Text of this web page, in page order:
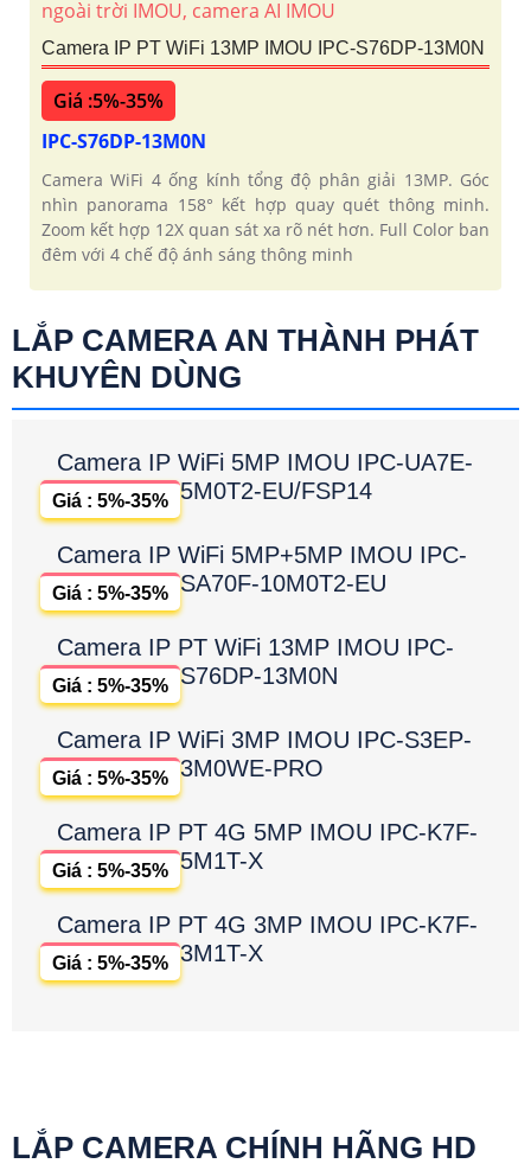
Camera IP PT WiFi 13MP IMOU IPC-S76DP-13M0N
Giá :5%-35%
IPC-S76DP-13M0N
Camera WiFi 4 ống kính tổng độ phân giải 13MP. Góc
nhìn panorama 158° kết hợp quay quét thông minh.
Zoom kết hợp 12X quan sát xa rõ nét hơn. Full Color ban
đêm với 4 chế độ ánh sáng thông minh
LẮP CAMERA AN THÀNH PHÁT
KHUYÊN DÙNG
Camera IP WiFi 5MP IMOU IPC-UA7E-
5M0T2-EU/FSP14
Giá : 5%-35%
Camera IP WiFi 5MP+5MP IMOU IPC-
SA70F-10M0T2-EU
Giá : 5%-35%
Camera IP PT WiFi 13MP IMOU IPC-
S76DP-13M0N
Giá : 5%-35%
Camera IP WiFi 3MP IMOU IPC-S3EP-
3M0WE-PRO
Giá : 5%-35%
Camera IP PT 4G 5MP IMOU IPC-K7F-
5M1T-X
Giá : 5%-35%
Camera IP PT 4G 3MP IMOU IPC-K7F-
3M1T-X
Giá : 5%-35%
LẮP CAMERA CHÍNH HÃNG HD